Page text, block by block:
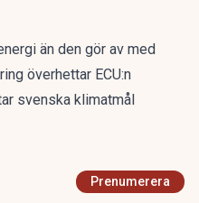
än den gör av med
överhettar ECU:n
svenska klimatmål
Prenumerera